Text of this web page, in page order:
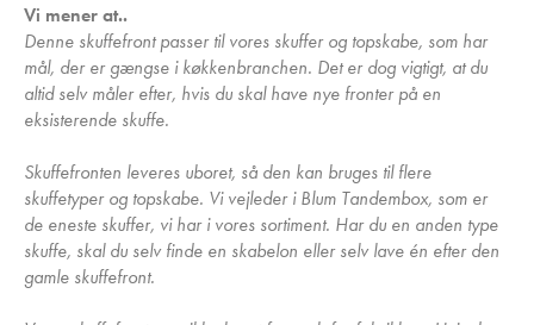
Vi mener at..
Denne skuffefront passer til vores skuffer og topskabe, som har
mål, der er gængse i køkkenbranchen. Det er dog vigtigt, at du
altid selv måler efter, hvis du skal have nye fronter på en
eksisterende skuffe.
Skuffefronten leveres uboret, så den kan bruges til flere
skuffetyper og topskabe. Vi vejleder i Blum Tandembox, som er
de eneste skuffer, vi har i vores sortiment. Har du en anden type
skuffe, skal du selv finde en skabelon eller selv lave én efter den
gamle skuffefront.